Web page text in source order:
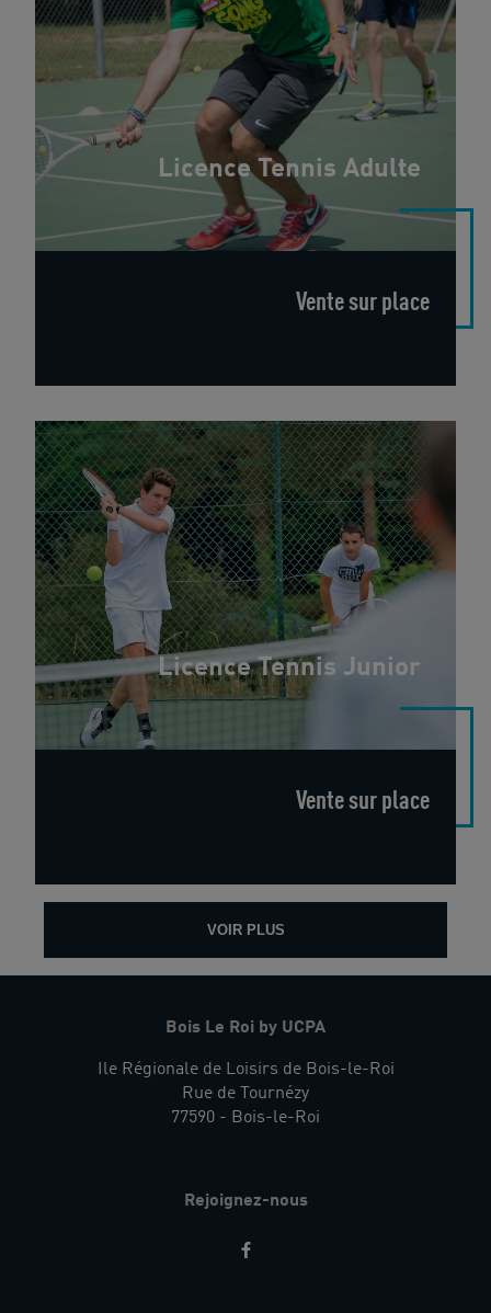
Licence Tennis Adulte
Vente sur place
Licence Tennis Junior
Vente sur place
VOIR PLUS
Bois Le Roi by UCPA
Ile Régionale de Loisirs de Bois-le-Roi
Rue de Tournézy
77590 - Bois-le-Roi
Rejoignez-nous